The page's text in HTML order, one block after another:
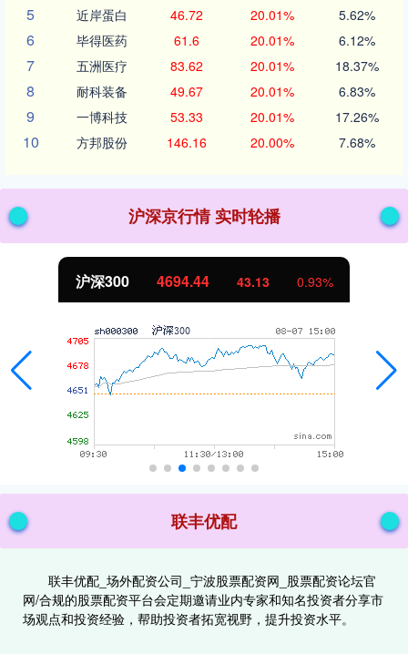
5 近岸蛋白 46.72 20.01% 5.62%
6 毕得医药 61.6 20.01% 6.12%
7 五洲医疗 83.62 20.01% 18.37%
8 耐科装备 49.67 20.01% 6.83%
9 一博科技 53.33 20.01% 17.26%
10 方邦股份 146.16 20.00% 7.68%
沪深京行情 实时轮播
沪深300 4694.44 43.13 0.93%
联丰优配
联丰优配_场外配资公司_宁波股票配资网_股票配资论坛官
网/合规的股票配资平台会定期邀请业内专家和知名投资者分享市
场观点和投资经验，帮助投资者拓宽视野，提升投资水平。